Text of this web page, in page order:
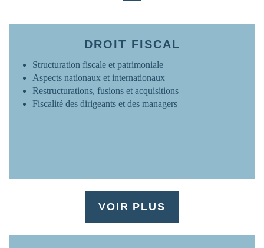
DROIT FISCAL
Structuration fiscale et patrimoniale
Aspects nationaux et internationaux
Restructurations, fusions et acquisitions
Fiscalité des dirigeants et des managers
VOIR PLUS